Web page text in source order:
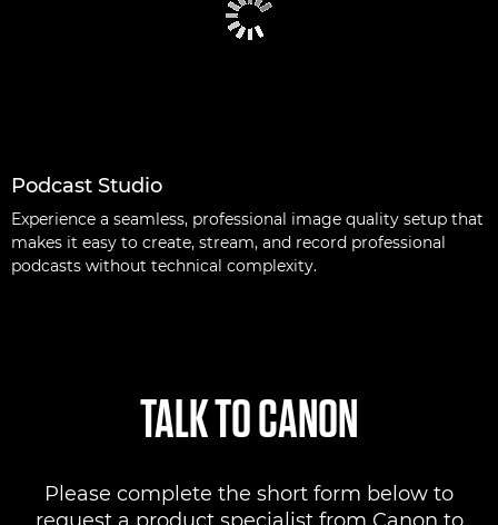
Podcast Studio
Experience a seamless, professional image quality setup that
makes it easy to create, stream, and record professional
podcasts without technical complexity.
TALK TO CANON
Please complete the short form below to